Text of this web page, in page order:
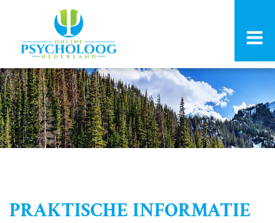
PRAKTISCHE INFORMATIE